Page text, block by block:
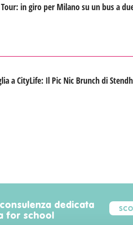
in giro per Milano su un bus a
a CityLife: Il Pic Nic Brunch di
dedicata
for school